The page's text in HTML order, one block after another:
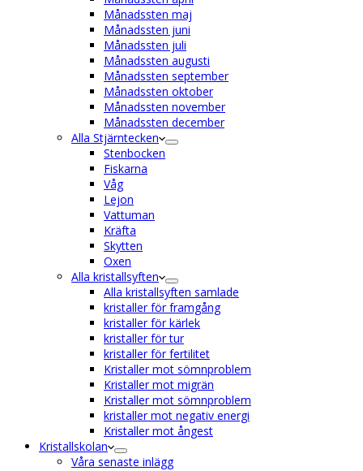
Månadssten maj
Månadssten juni
Månadssten juli
Månadssten augusti
Månadssten september
Månadssten oktober
Månadssten november
Månadssten december
Alla Stjärntecken
Stenbocken
Fiskarna
Våg
Lejon
Vattuman
Kräfta
Skytten
Oxen
Alla kristallsyften
Alla kristallsyften samlade
kristaller för framgång
kristaller för kärlek
kristaller för tur
kristaller för fertilitet
Kristaller mot sömnproblem
Kristaller mot migrän
Kristaller mot sömnproblem
kristaller mot negativ energi
Kristaller mot ångest
Kristallskolan
Våra senaste inlägg